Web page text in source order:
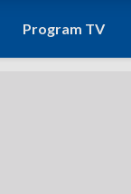
Program TV